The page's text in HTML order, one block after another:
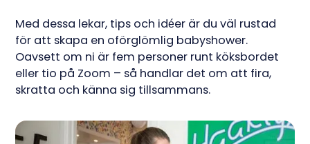
Med dessa lekar, tips och idéer är du väl rustad
för att skapa en oförglömlig babyshower.
Oavsett om ni är fem personer runt köksbordet
eller tio på Zoom – så handlar det om att fira,
skratta och känna sig tillsammans.